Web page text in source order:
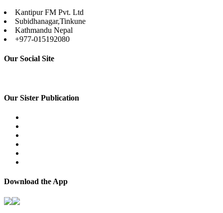
Kantipur FM Pvt. Ltd
Subidhanagar,Tinkune
Kathmandu Nepal
+977-015192080
Our Social Site
Our Sister Publication
Download the App